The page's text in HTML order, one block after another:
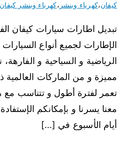
كيفان،كهرباء وبنشر ،كهرباء وبنشر كيفان
تبديل اطارات سيارات كيفان
الإطارات لجميع أنواع السيارات
الرياضية و السياحية و
مميزة و من الماركات العالمية
تعمر لفترة أطول و تتناسب
معنا يسرنا و بإمكانكم
أيام الأسبوع في […]